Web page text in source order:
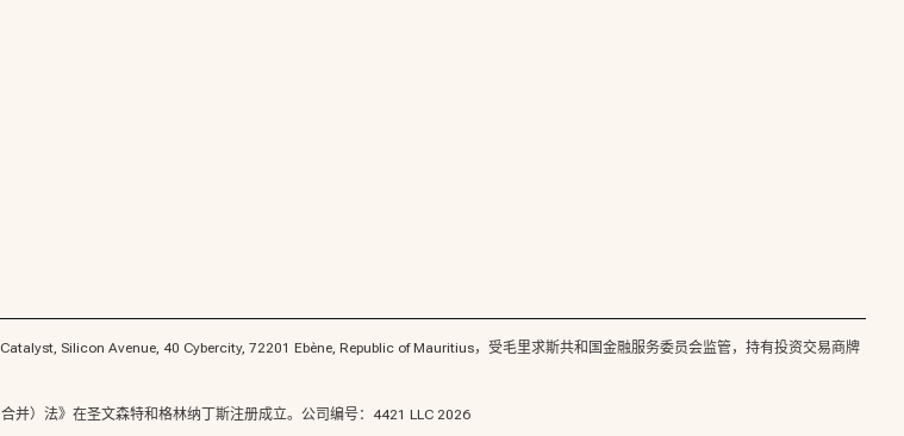
Silicon Avenue, 40 Cybercity, 72201 Ebène, Republic of Mauritius，受毛里求斯共和国金融服务委员会监管，持有投资交易商牌
并）法》在圣文森特和格林纳丁斯注册成立。公司编号：4421 LLC 2026